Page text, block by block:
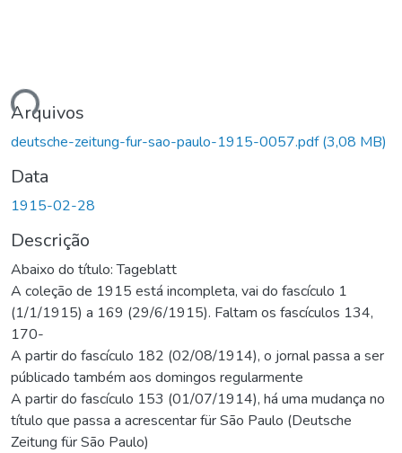
Arquivos
deutsche-zeitung-fur-sao-paulo-1915-0057.pdf(3,08 MB)
Data
1915-02-28
Descrição
Abaixo do título: Tageblatt
A coleção de 1915 está incompleta, vai do fascículo 1
(1/1/1915) a 169 (29/6/1915). Faltam os fascículos 134,
170-
A partir do fascículo 182 (02/08/1914), o jornal passa a ser
públicado também aos domingos regularmente
A partir do fascículo 153 (01/07/1914), há uma mudança no
título que passa a acrescentar für São Paulo (Deutsche
Zeitung für São Paulo)